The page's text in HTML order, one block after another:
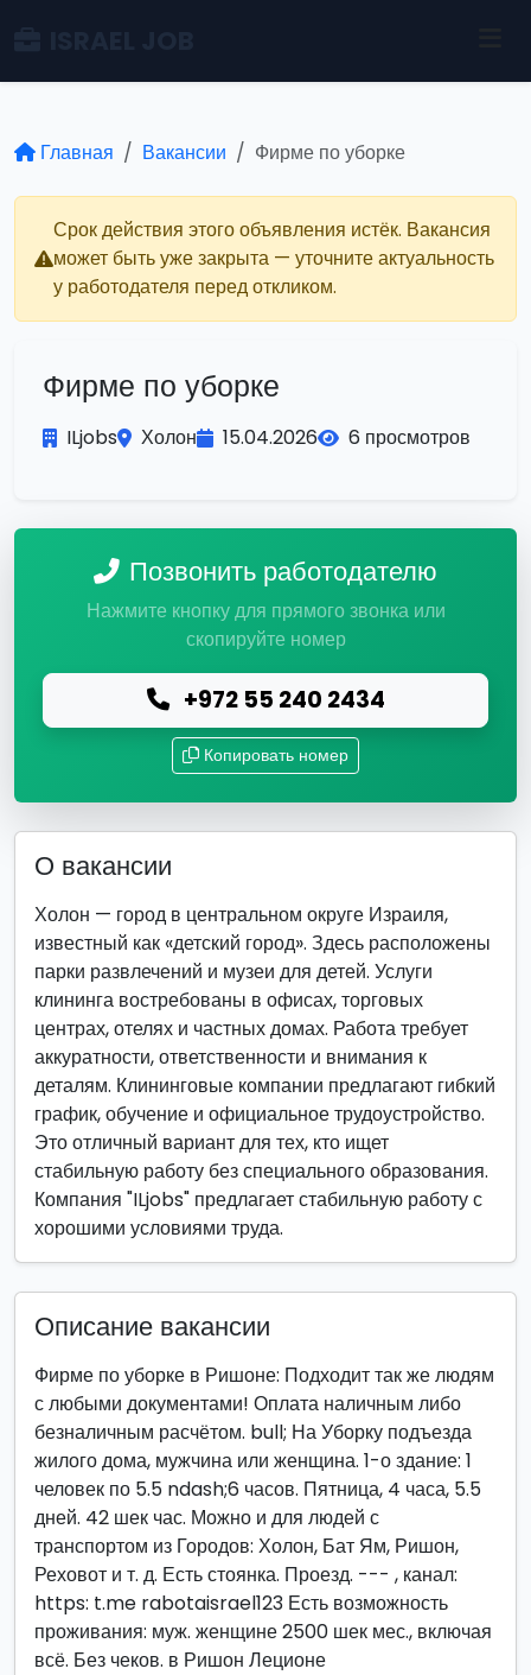
Главная Вакансии Фирме по уборке
Срок действия этого объявления истёк. Вакансия
может быть уже закрыта — уточните актуальность
у работодателя перед откликом.
Фирме по уборке
ILjobs Холон 15.04.2026 6 просмотров
Позвонить работодателю
Нажмите кнопку для прямого звонка или
скопируйте номер
+972 55 240 2434
Копировать номер
О вакансии
Холон — город в центральном округе Израиля,
известный как «детский город». Здесь расположены
парки развлечений и музеи для детей. Услуги
клининга востребованы в офисах, торговых
центрах, отелях и частных домах. Работа требует
аккуратности, ответственности и внимания к
деталям. Клининговые компании предлагают гибкий
график, обучение и официальное трудоустройство.
Это отличный вариант для тех, кто ищет
стабильную работу без специального образования.
Компания "ILjobs" предлагает стабильную работу с
хорошими условиями труда.
Описание вакансии
Фирме по уборке в Ришоне: Подходит так же людям
с любыми документами! Оплата наличным либо
безналичным расчётом. bull; На Уборку подъезда
жилого дома, мужчина или женщина. 1-о здание: 1
человек по 5.5 ndash;6 часов. Пятница, 4 часа, 5.5
дней. 42 шек час. Можно и для людей с
транспортом из Городов: Холон, Бат Ям, Ришон,
Реховот и т. д. Есть стоянка. Проезд. --- , канал:
https: t.me rabotaisrael123 Есть возможность
проживания: муж. женщине 2500 шек мес., включая
всё. Без чеков. в Ришон Леционе